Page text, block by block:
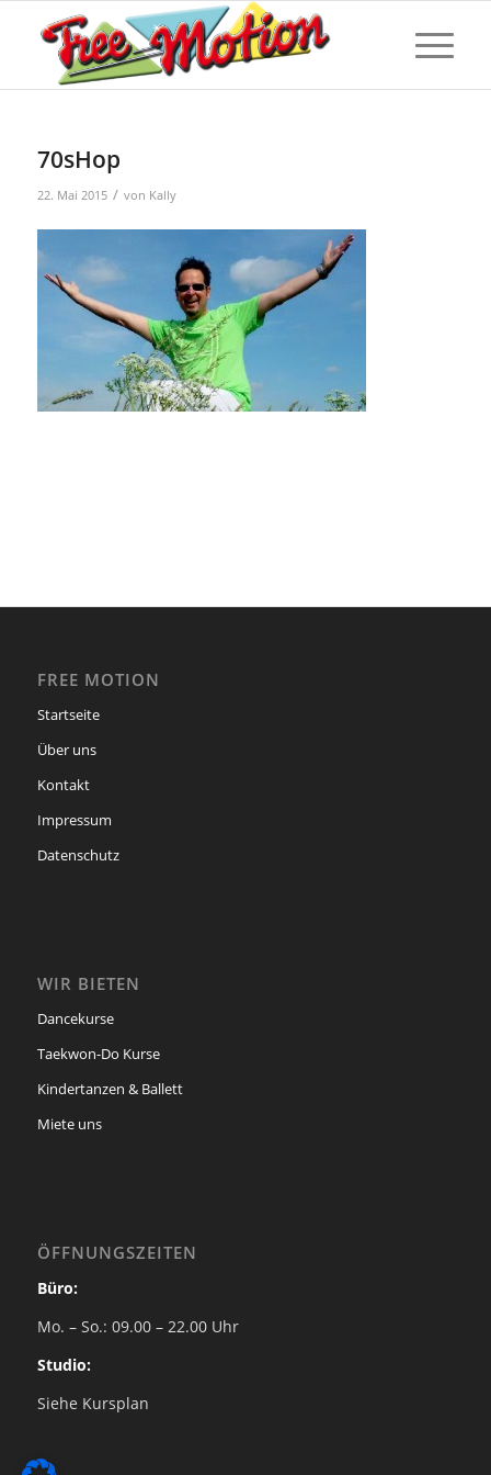
70sHop
22. Mai 2015 / von Kally
FREE MOTION
Startseite
Über uns
Kontakt
Impressum
Datenschutz
WIR BIETEN
Dancekurse
Taekwon-Do Kurse
Kindertanzen & Ballett
Miete uns
ÖFFNUNGSZEITEN
Büro:
Mo. – So.: 09.00 – 22.00 Uhr
Studio:
Siehe Kursplan